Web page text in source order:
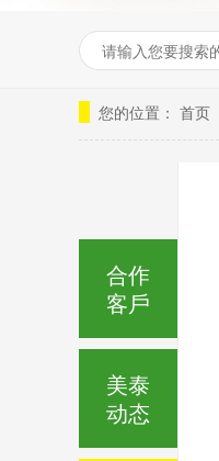
您的位置： 首页
合作
客戶
美泰
动态